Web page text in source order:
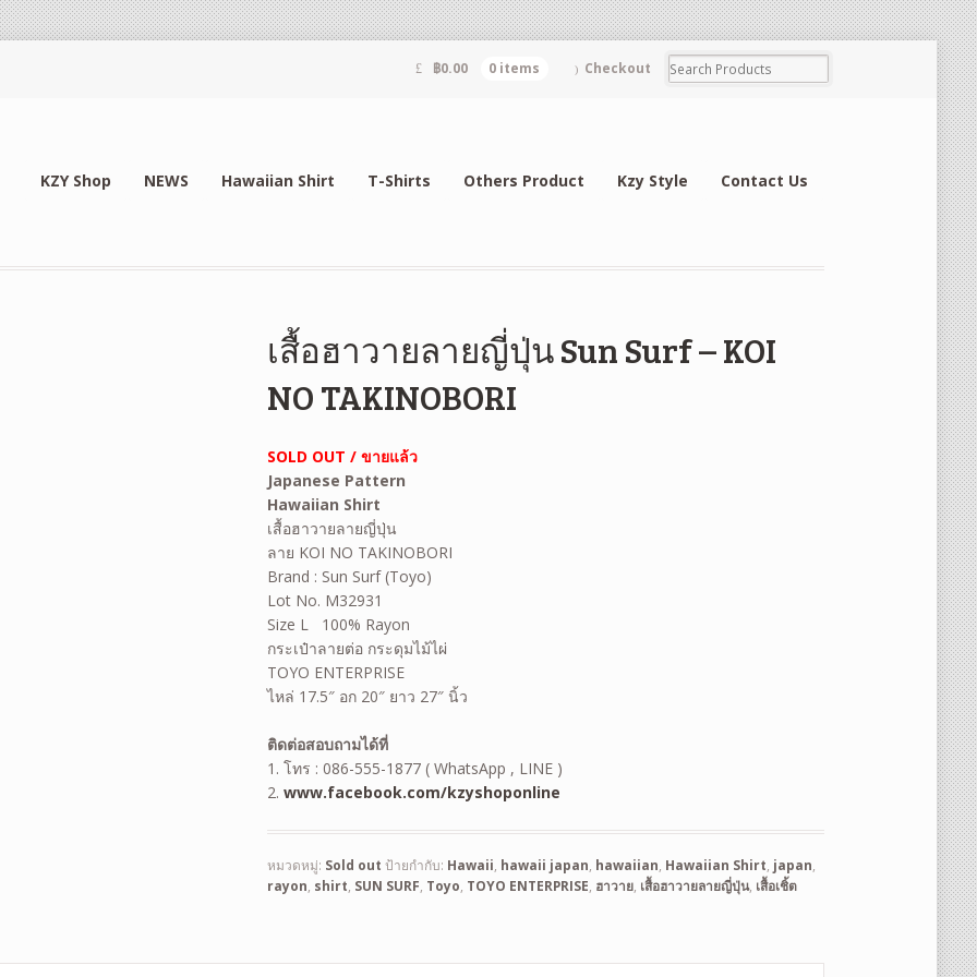
฿0.00 0 items Checkout
KZY Shop NEWS Hawaiian Shirt T-Shirts Others Product Kzy Style Contact Us
เสื้อฮาวายลายญี่ปุ่น Sun Surf – KOI
NO TAKINOBORI
SOLD OUT / ขายแล้ว
Japanese Pattern
Hawaiian Shirt
เสื้อฮาวายลายญี่ปุ่น
ลาย KOI NO TAKINOBORI
Brand : Sun Surf (Toyo)
Lot No. M32931
Size L 100% Rayon
กระเป๋าลายต่อ กระดุมไม้ไผ่
TOYO ENTERPRISE
ไหล่ 17.5″ อก 20″ ยาว 27″ นิ้ว
ติดต่อสอบถามได้ที่
1. โทร : 086-555-1877 ( WhatsApp , LINE )
2.www.facebook.com/kzyshoponline
หมวดหมู่: Sold out ป้ายกำกับ: Hawaii, hawaii japan, hawaiian, Hawaiian Shirt, japan,
rayon, shirt, SUN SURF, Toyo, TOYO ENTERPRISE, ฮาวาย, เสื้อฮาวายลายญี่ปุ่น, เสื้อเชิ้ต